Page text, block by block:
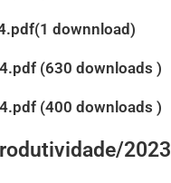
downnload)
(630 downloads )
(400 downloads )
2023